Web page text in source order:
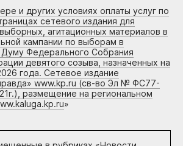
и других условиях оплаты услуг по
сетевого издания для
агитационных материалов в
кампании по выборам в
Федерального Собрания
девятого созыва, назначенных на
года. Сетевое издание
www.kp.ru (св-во Эл № ФС77-
размещение на региональном
»